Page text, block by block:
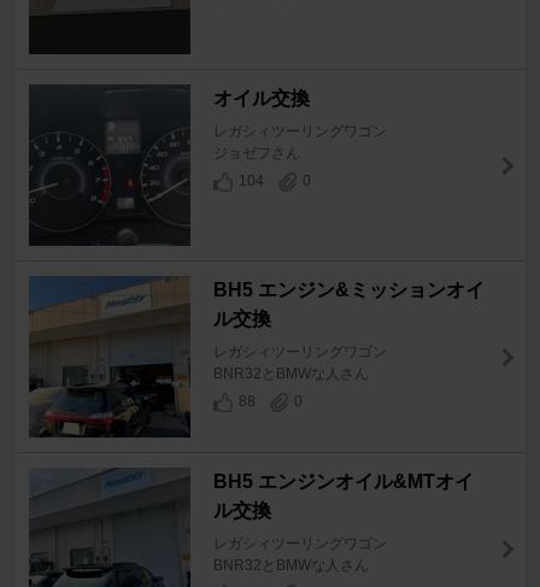
オイル交換
レガシィツーリングワゴン
ジョゼフさん
104
0
BH5 エンジン&ミッションオイ
ル交換
レガシィツーリングワゴン
BNR32とBMWな人さん
88
0
BH5 エンジンオイル&MTオイ
ル交換
レガシィツーリングワゴン
BNR32とBMWな人さん